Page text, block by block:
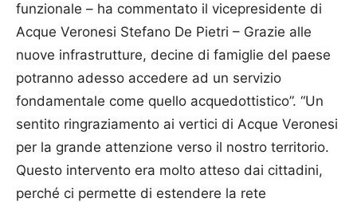
funzionale – ha commentato il vicepresidente di
Acque Veronesi Stefano De Pietri – Grazie alle
nuove infrastrutture, decine di famiglie del paese
potranno adesso accedere ad un servizio
fondamentale come quello acquedottistico”. “Un
sentito ringraziamento ai vertici di Acque Veronesi
per la grande attenzione verso il nostro territorio.
Questo intervento era molto atteso dai cittadini,
perché ci permette di estendere la rete